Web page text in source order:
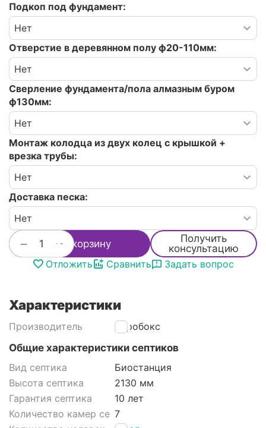
Подкоп под фундамент:
Отверстие в деревянном полу ф20-110мм:
Сверление фундамента/пола алмазным буром
ф130мм:
Монтаж колодца из двух колец с крышкой +
врезка трубы:
Доставка песка:
+
− В корзину
Получить
консультацию
Отложить
Сравнить Задать вопрос
Характеристики
Производитель
Аэробокс
Общие характеристики септиков
Вид септика
Биостанция
Высота септика
2130 мм
Гарантия септика
10 лет
Количество камер септика
7